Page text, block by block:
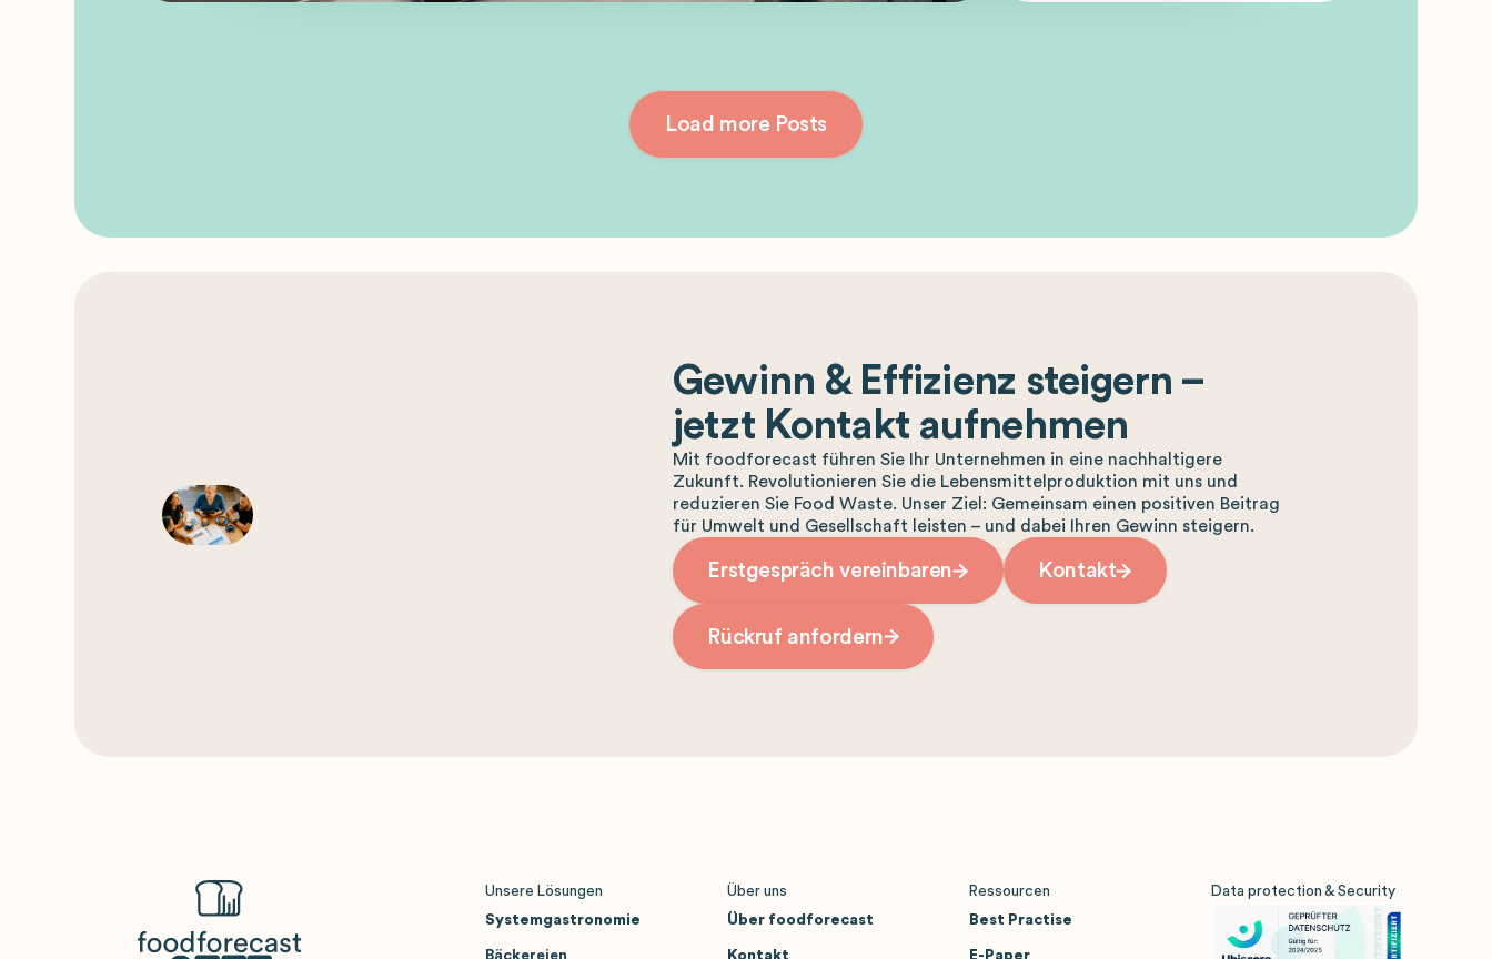
Load more Posts
Gewinn & Effizienz steigern –
jetzt Kontakt aufnehmen
Mit foodforecast führen Sie Ihr Unternehmen in eine nachhaltigere
Zukunft. Revolutionieren Sie die Lebensmittelproduktion mit uns und
reduzieren Sie Food Waste. Unser Ziel: Gemeinsam einen positiven Beitrag
für Umwelt und Gesellschaft leisten – und dabei Ihren Gewinn steigern.
Erstgespräch vereinbaren Kontakt
Rückruf anfordern
Unsere Lösungen
Systemgastronomie
Bäckereien
Über uns
Über foodforecast
Kontakt
Ressourcen
Best Practise
E-Paper
Data protection & Security